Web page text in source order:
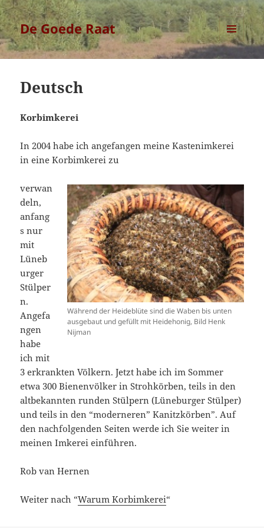
De Goede Raat
MENU
Deutsch
Korbimkerei
In 2004 habe ich angefangen meine Kastenimkerei
in eine Korbimkerei zu
Während der Heideblüte sind die Waben bis unten
ausgebaut und gefüllt mit Heidehonig, Bild Henk
Nijman
verwan
deln,
anfang
s nur
mit
Lüneb
urger
Stülper
n.
Angefa
ngen
habe
ich mit
3 erkrankten Völkern. Jetzt habe ich im Sommer
etwa 300 Bienenvölker in Strohkörben, teils in den
altbekannten runden Stülpern (Lüneburger Stülper)
und teils in den “moderneren” Kanitzkörben”. Auf
den nachfolgenden Seiten werde ich Sie weiter in
meinen Imkerei einführen.
Rob van Hernen
Weiter nach “Warum Korbimkerei“